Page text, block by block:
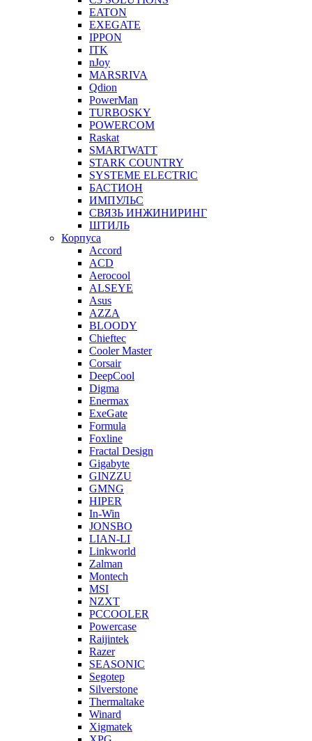
EATON
EXEGATE
IPPON
ITK
nJoy
MARSRIVA
Qdion
PowerMan
TURBOSKY
POWERCOM
Raskat
SMARTWATT
STARK COUNTRY
SYSTEME ELECTRIC
БАСТИОН
ИМПУЛЬС
СВЯЗЬ ИНЖИНИРИНГ
ШТИЛЬ
Корпуса
Accord
ACD
Aerocool
ALSEYE
Asus
AZZA
BLOODY
Chieftec
Cooler Master
Corsair
DeepCool
Digma
Enermax
ExeGate
Formula
Foxline
Fractal Design
Gigabyte
GINZZU
GMNG
HIPER
In-Win
JONSBO
LIAN-LI
Linkworld
Zalman
Montech
MSI
NZXT
PCCOOLER
Powercase
Raijintek
Razer
SEASONIC
Segotep
Silverstone
Thermaltake
Winard
Xigmatek